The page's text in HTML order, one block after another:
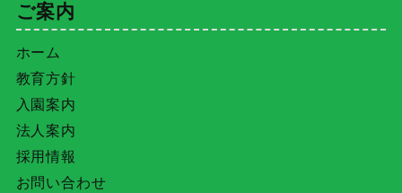
ご案内
ホーム
教育方針
入園案内
法人案内
採用情報
お問い合わせ